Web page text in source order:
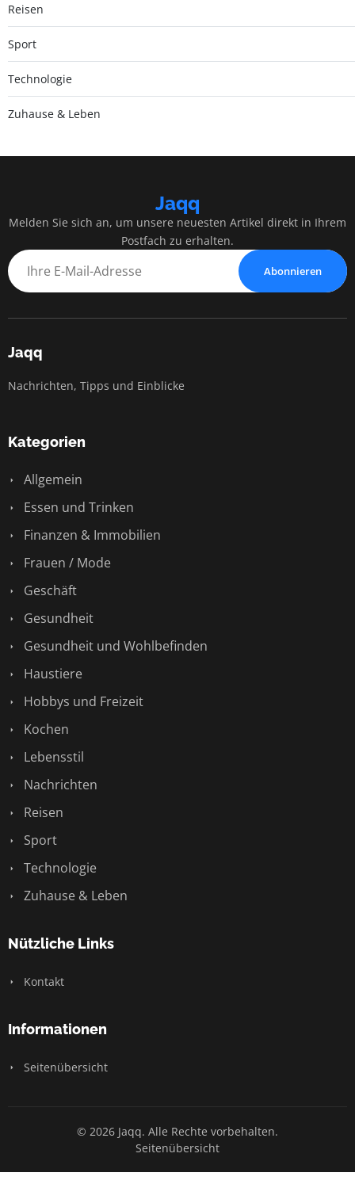
Reisen
Sport
Technologie
Zuhause & Leben
Jaqq
Melden Sie sich an, um unsere neuesten Artikel direkt in Ihrem
Postfach zu erhalten.
Abonnieren
Jaqq
Nachrichten, Tipps und Einblicke
Kategorien
Allgemein
Essen und Trinken
Finanzen & Immobilien
Frauen / Mode
Geschäft
Gesundheit
Gesundheit und Wohlbefinden
Haustiere
Hobbys und Freizeit
Kochen
Lebensstil
Nachrichten
Reisen
Sport
Technologie
Zuhause & Leben
Nützliche Links
Kontakt
Informationen
Seitenübersicht
© 2026 Jaqq. Alle Rechte vorbehalten.
Seitenübersicht